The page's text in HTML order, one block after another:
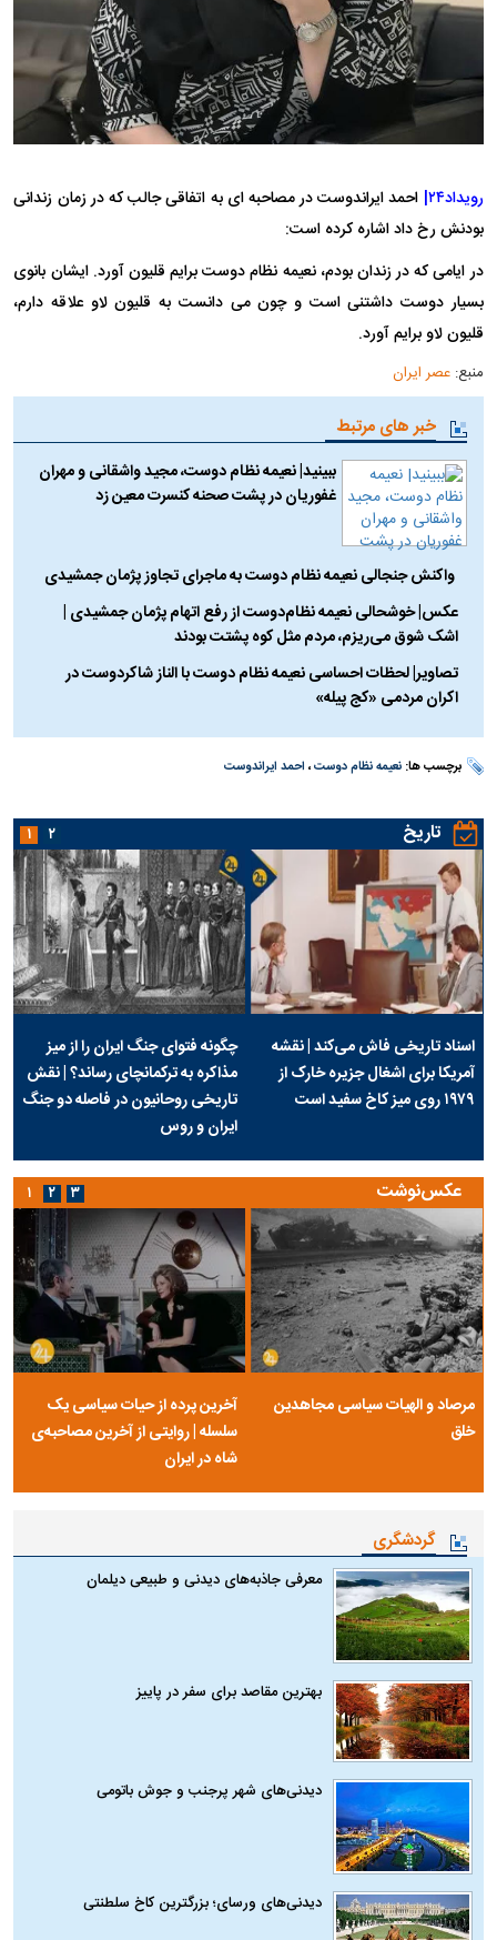
رویداد۲۴|
احمد ایراندوست در مصاحبه ای به اتفاقی جالب که در زمان زندانی
بودنش رخ داد اشاره کرده است:
در ایامی که در زندان بودم، نعیمه نظام دوست برایم قلیون آورد. ایشان بانوی
بسیار دوست داشتنی است و چون می دانست به قلیون لاو علاقه دارم،
قلیون لاو برایم آورد.
منبع:عصر ایران
خبر های مرتبط
ببینید| نعیمه نظام دوست، مجید واشقانی و مهران
غفوریان در پشت صحنه کنسرت معین زد
واکنش جنجالی نعیمه نظام دوست به ماجرای تجاوز پژمان جمشیدی
عکس| خوشحالی نعیمه نظام‌دوست از رفع اتهام پژمان جمشیدی |
اشک شوق می‌ریزم، مردم مثل کوه پشتت بودند
تصاویر| لحظات احساسی نعیمه نظام دوست با الناز شاکردوست در
اکران مردمی «کج پیله»
برچسب ها:نعیمه نظام دوست، احمد ایراندوست
تاریخ
اسناد تاریخی فاش می‌کند | نقشه
آمریکا برای اشغال جزیره خارک از
۱۹۷۹ روی میز کاخ سفید است
چگونه فتوای جنگ ایران را از میز
مذاکره به ترکمانچای رساند؟ | نقش
تاریخی روحانیون در فاصله دو جنگ
ایران و روس
۱ ۲
عکس‌نوشت
مرصاد و الهیات سیاسی مجاهدین
خلق
آخرین پرده از حیات سیاسی یک
سلسله | روایتی از آخرین مصاحبه‌ی
شاه در ایران
۱ ۲ ۳
گردشگری
معرفی جاذبه‌های دیدنی و طبیعی دیلمان
بهترین مقاصد برای سفر در پاییز
دیدنی‌های شهر پرجنب و جوش باتومی
دیدنی‌های ورسای؛ بزرگترین کاخ سلطنتی